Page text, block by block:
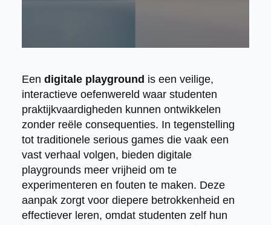
Een digitale playground is een veilige,
interactieve oefenwereld waar studenten
praktijkvaardigheden kunnen ontwikkelen
zonder reële consequenties. In tegenstelling
tot traditionele serious games die vaak een
vast verhaal volgen, bieden digitale
playgrounds meer vrijheid om te
experimenteren en fouten te maken. Deze
aanpak zorgt voor diepere betrokkenheid en
effectiever leren, omdat studenten zelf hun